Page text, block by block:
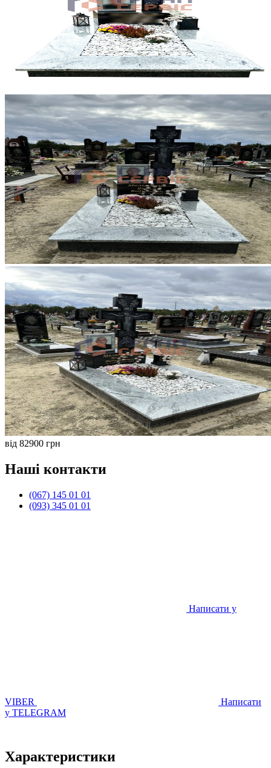
від 82900 грн
Наші контакти
(067) 145 01 01
(093) 345 01 01
Написати у
VIBER
Написати
у TELEGRAM
Характеристики